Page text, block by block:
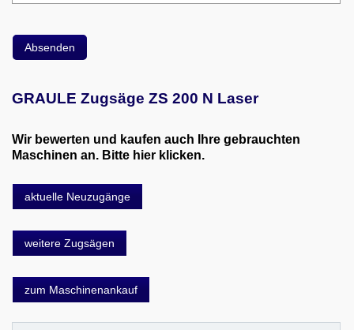
GRAULE Zugsäge ZS 200 N Laser
Wir bewerten und kaufen auch Ihre gebrauchten
Maschinen an. Bitte hier klicken.
aktuelle Neuzugänge
weitere Zugsägen
zum Maschinenankauf